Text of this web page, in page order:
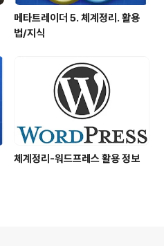
메타트레이더 5. 체계정리. 활용
법/지식
체계정리-워드프레스 활용 정보